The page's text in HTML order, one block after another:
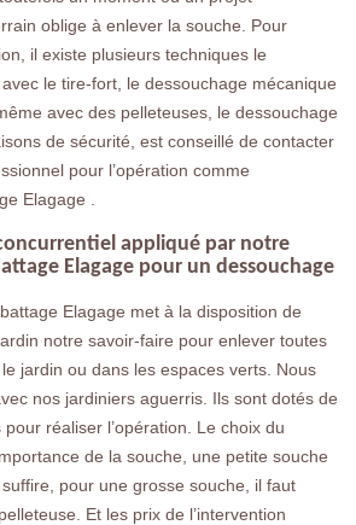
oblige à enlever la souche. Pour
il existe plusieurs techniques le
le tire-fort, le dessouchage mécanique
avec des pelleteuses, le dessouchage
de sécurité, est conseillé de contacter
pour l’opération comme
Elagage .
appliqué par notre
Elagage pour un dessouchage
Elagage met à la disposition de
notre savoir-faire pour enlever toutes
jardin ou dans les espaces verts. Nous
nos jardiniers aguerris. Ils sont dotés de
réaliser l’opération. Le choix du
de la souche, une petite souche
pour une grosse souche, il faut
Et les prix de l’intervention